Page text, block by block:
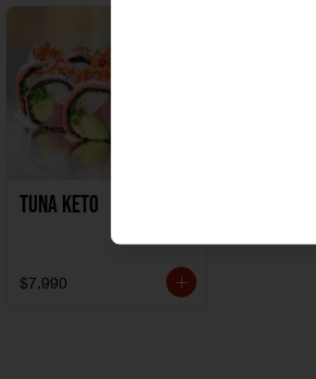
TUNA KETO
$7.990